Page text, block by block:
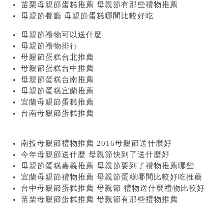
苗栗母親節蛋糕推薦 母親節有那些禮物推薦
母親節餐廳 母親節蛋糕哪間比較好吃
母親節禮物可以送什麼
母親節禮物排行
母親節蛋糕台北推薦
母親節蛋糕台中推薦
母親節蛋糕台南推薦
母親節蛋糕宜蘭推薦
宜蘭母親節蛋糕推薦
台南母親節蛋糕推薦
南投母親節禮物推薦 2016母親節送什麼好
今年母親節送什麼 母親節快到了送什麼好
母親節蛋糕嘉義推薦 母親節要到了禮物推薦哪些
宜蘭母親節禮物推薦 母親節蛋糕哪間比較好吃推薦
台中母親節蛋糕推薦 母親節 禮物送什麼禮物比較好
苗栗母親節蛋糕推薦 母親節有那些禮物推薦